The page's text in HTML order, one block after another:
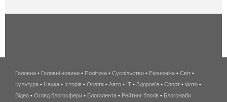
беспроводной
интернет
киев
Головна • Головні новини • Політика • Суспільство • Економіка • Світ •
Культура • Наука • Історія • Освіта • Авто • IT • Здоров'я • Спорт • Фото •
Відео • Огляд блогосфери • Блоголента • Рейтинг блогів • Блогожаби